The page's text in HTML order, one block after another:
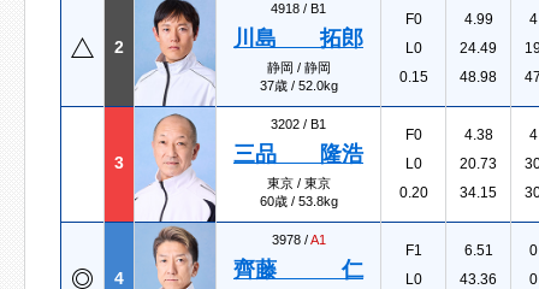
2
4918 / B1
川島 拓郎
静岡 / 静岡
37歳 / 52.0kg
F0
L0
0.15
4.99
24.49
48.98
3
3202 / B1
三品 隆浩
東京 / 東京
60歳 / 53.8kg
F0
L0
0.20
4.38
20.73
34.15
4
3978 /A1
齊藤 仁
F1
L0
6.51
43.36